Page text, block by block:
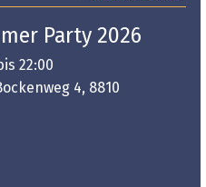
Party 2026
22:00
4, 8810